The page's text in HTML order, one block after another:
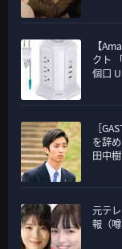
【
クト
個口
［
を辞
田中
元テ
報（